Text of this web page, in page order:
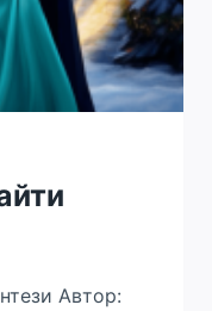
Автор: